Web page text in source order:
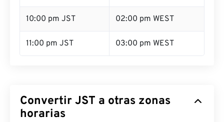
10:00 pm JST 02:00 pm WEST
11:00 pm JST 03:00 pm WEST
Convertir JST a otras zonas
horarias